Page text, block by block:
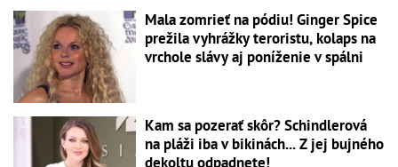
Mala zomrieť na pódiu! Ginger Spice
prežila vyhrážky teroristu, kolaps na
vrchole slávy aj poníženie v spálni
Kam sa pozerať skôr? Schindlerová
na pláži iba v bikinách... Z jej bujného
dekoltu odpadnete!